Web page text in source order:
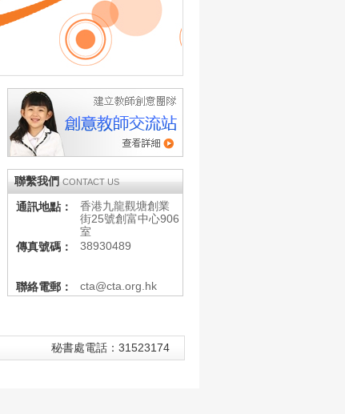
聯繫我們 CONTACT US
通訊地點：
香港九龍觀塘創業
街25號創富中心906
室
傳真號碼： 38930489
聯絡電郵： cta@cta.org.hk
秘書處電話：31523174